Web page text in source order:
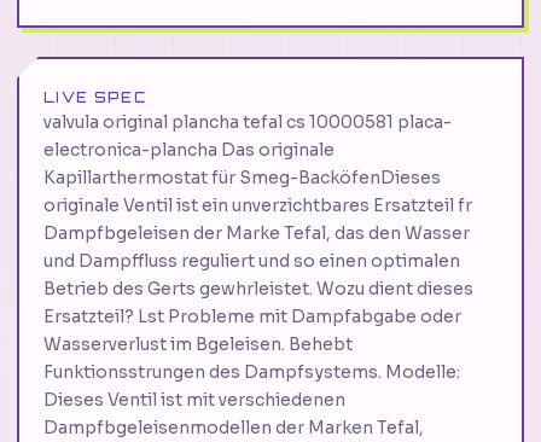
LIVE SPEC
valvula original plancha tefal cs 10000581 placa-
electronica-plancha Das originale
Kapillarthermostat für Smeg-BacköfenDieses
originale Ventil ist ein unverzichtbares Ersatzteil fr
Dampfbgeleisen der Marke Tefal, das den Wasser
und Dampffluss reguliert und so einen optimalen
Betrieb des Gerts gewhrleistet. Wozu dient dieses
Ersatzteil? Lst Probleme mit Dampfabgabe oder
Wasserverlust im Bgeleisen. Behebt
Funktionsstrungen des Dampfsystems. Modelle:
Dieses Ventil ist mit verschiedenen
Dampfbgeleisenmodellen der Marken Tefal,